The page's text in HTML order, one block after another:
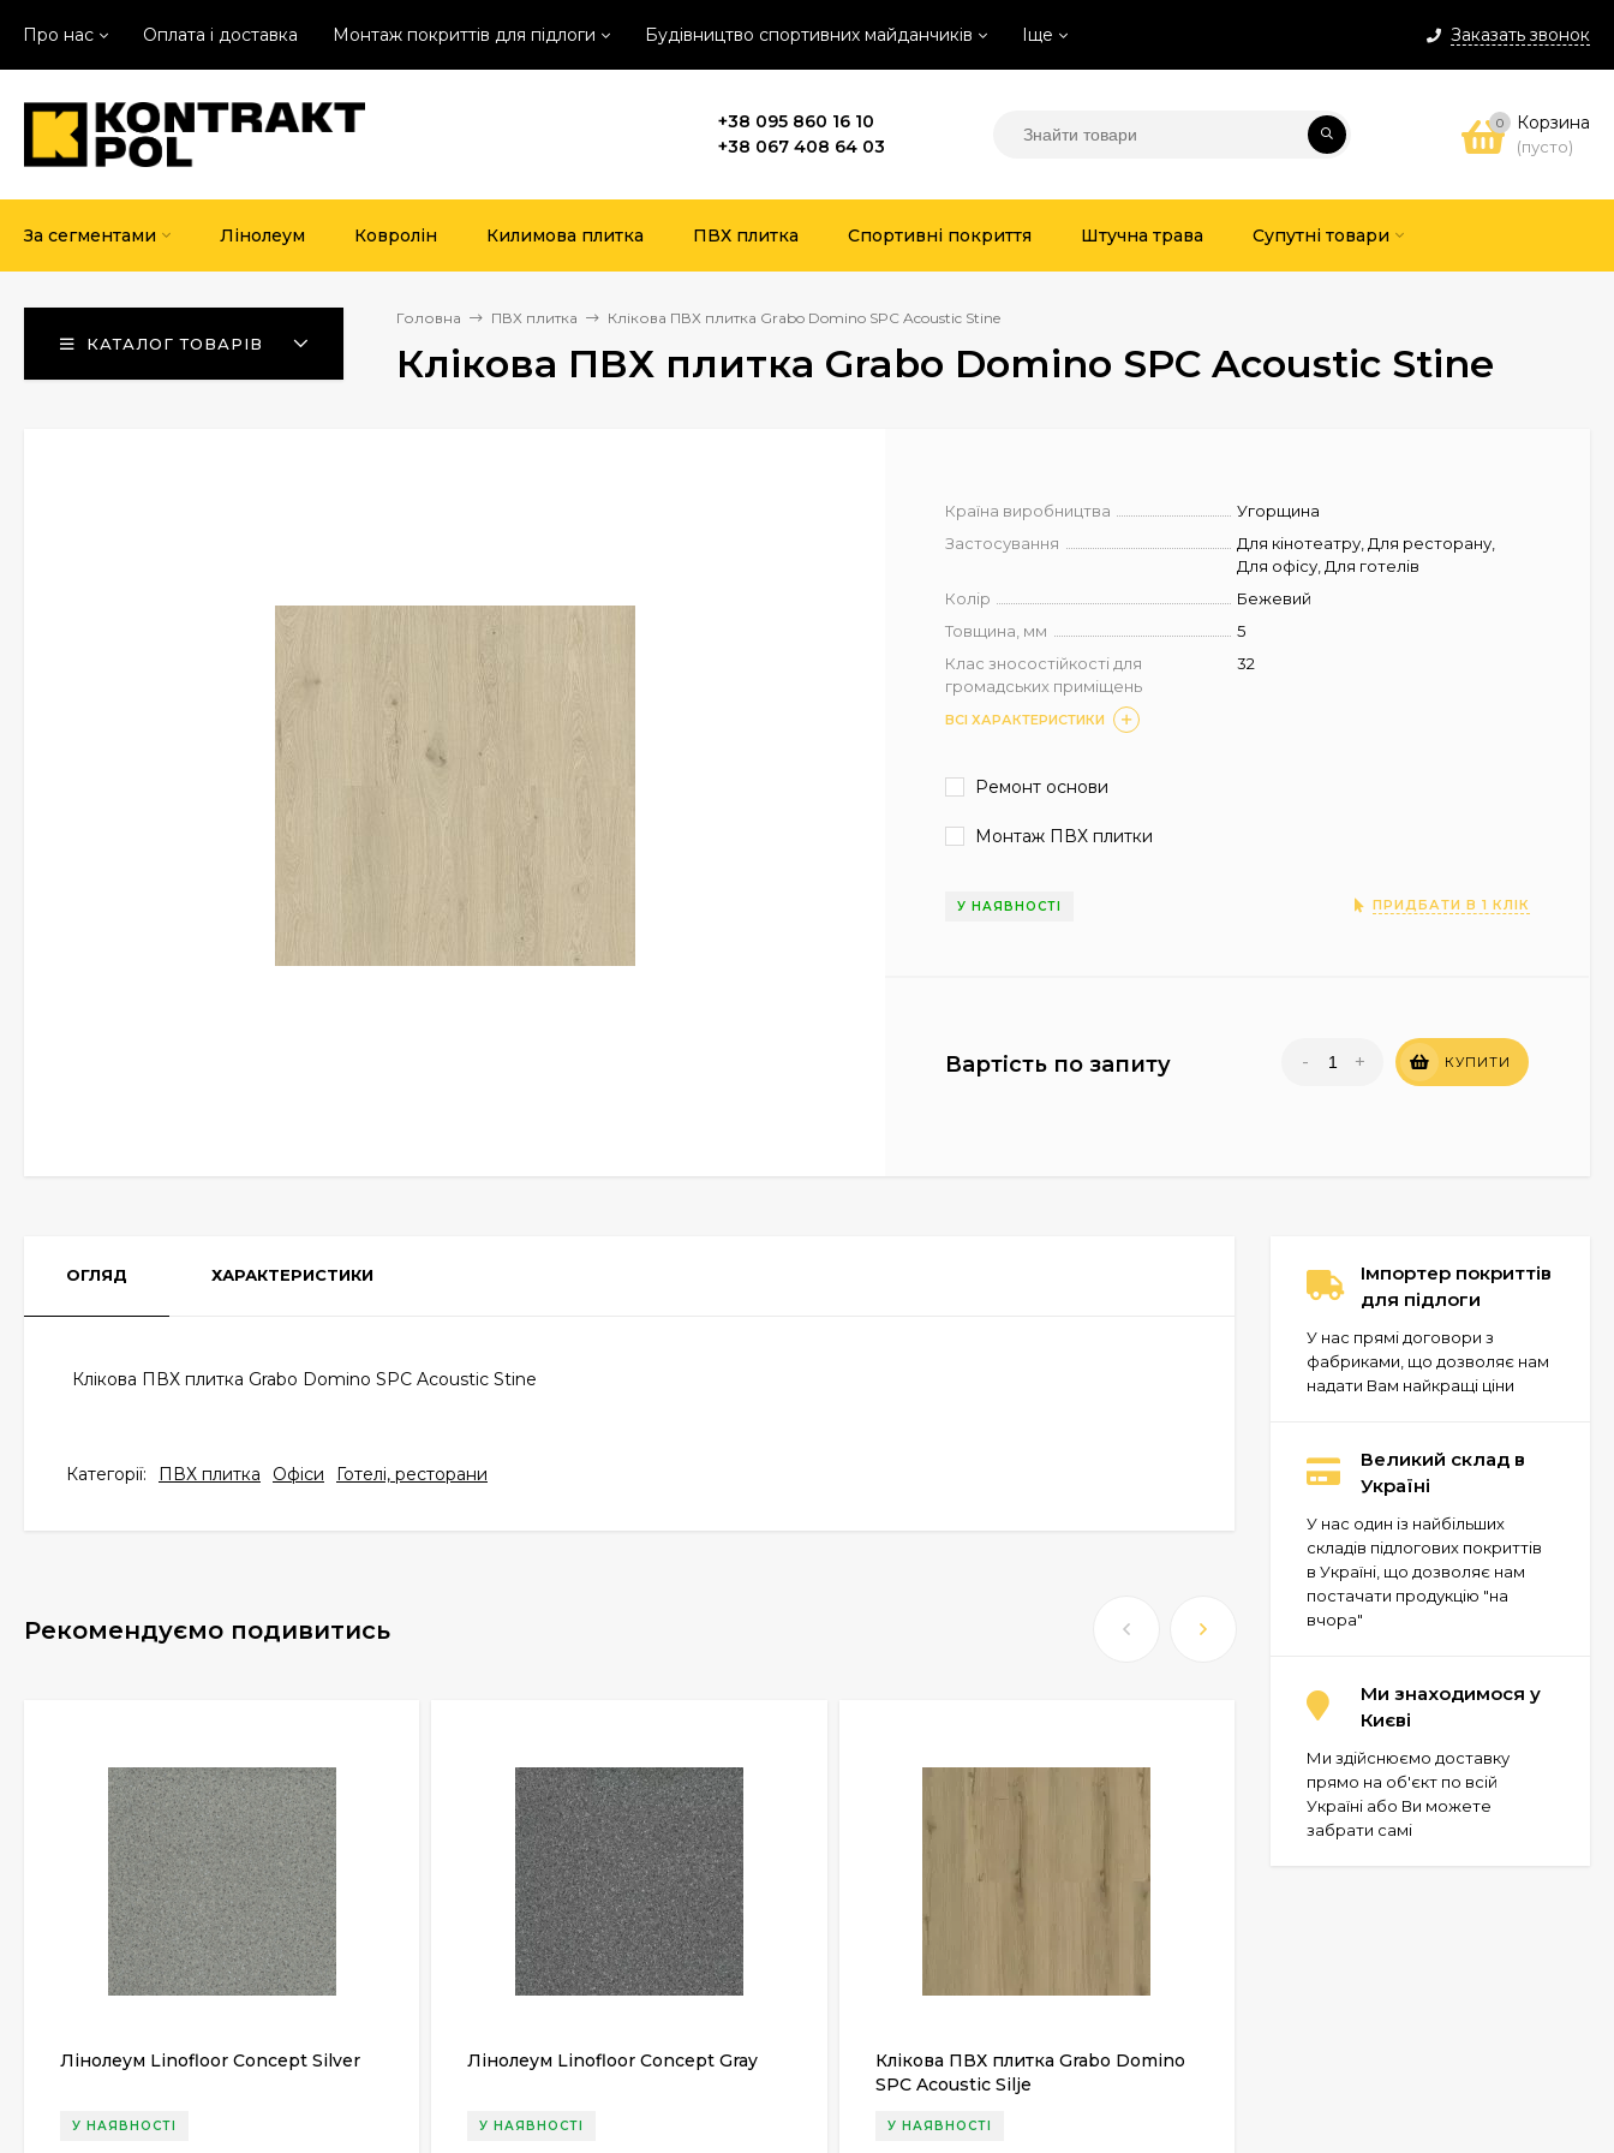
Заказать звонок
Про нас Оплата і доставка Монтаж покриттів для підлоги Будівництво спортивних майданчиків Іще
+38 095 860 16 10
+38 067 408 64 03
0 Корзина
(пусто)
За сегментами Лінолеум Ковролін Килимова плитка ПВХ плитка Спортивні покриття Штучна трава Супутні товари
КАТАЛОГ ТОВАРІВ
Головна ПВХ плитка Клікова ПВХ плитка Grabo Domino SPC Acoustic Stine
Клікова ПВХ плитка Grabo Domino SPC Acoustic Stine
Країна виробництва
Угорщина
Застосування
Для кінотеатру, Для ресторану,
Для офісу, Для готелів
Колір
Бежевий
Товщина, мм
5
Клас зносостійкості для
громадських приміщень
32
ВСІ ХАРАКТЕРИСТИКИ
Ремонт основи
Монтаж ПВХ плитки
У НАЯВНОСТІ ПРИДБАТИ В 1 КЛІК
Вартість по запиту - + КУПИТИ
ОГЛЯД ХАРАКТЕРИСТИКИ
Клікова ПВХ плитка Grabo Domino SPC Acoustic Stine
Категорії: ПВХ плитка Офіси Готелі, ресторани
Рекомендуємо подивитись
Лінолеум Linofloor Concept Silver
У НАЯВНОСТІ
Лінолеум Linofloor Concept Gray
У НАЯВНОСТІ
Клікова ПВХ плитка Grabo Domino
SPC Acoustic Silje
У НАЯВНОСТІ
Імпортер покриттів
для підлоги
У нас прямі договори з
фабриками, що дозволяє нам
надати Вам найкращі ціни
Великий склад в
Україні
У нас один із найбільших
складів підлогових покриттів
в Україні, що дозволяє нам
постачати продукцію "на
вчора"
Ми знаходимося у
Києві
Ми здійснюємо доставку
прямо на об'єкт по всій
Україні або Ви можете
забрати самі